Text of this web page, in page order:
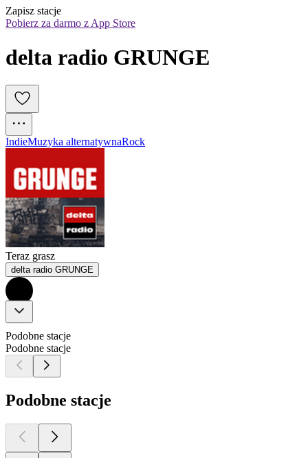
Zapisz stacje
Pobierz za darmo z App Store
delta radio GRUNGE
IndieMuzyka alternatywnaRock
Teraz grasz
delta radio GRUNGE
Podobne stacje
Podobne stacje
Podobne stacje